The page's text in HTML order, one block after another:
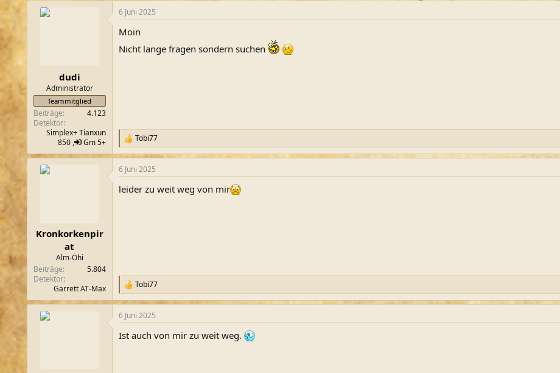
a
k
i
o
n
dudi
Administrator
Teammitglied
Beiträge
4.123
Detektor
Simplex+ Tianxun
850 ,
Gm 5+
6 Juni 2025
Moin
Nicht lange fragen sondern suchen
R
e
a
k
i
Tobi77
Kronkorkenpir
at
Alm-Öhi
Beiträge
5.804
Detektor
Garrett AT-Max
6 Juni 2025
leider zu weit weg von mir
R
e
a
k
i
Tobi77
6 Juni 2025
Ist auch von mir zu weit weg.